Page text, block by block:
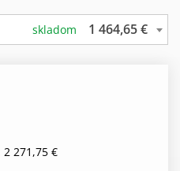
skladom 1 464,65 €
271,75 €